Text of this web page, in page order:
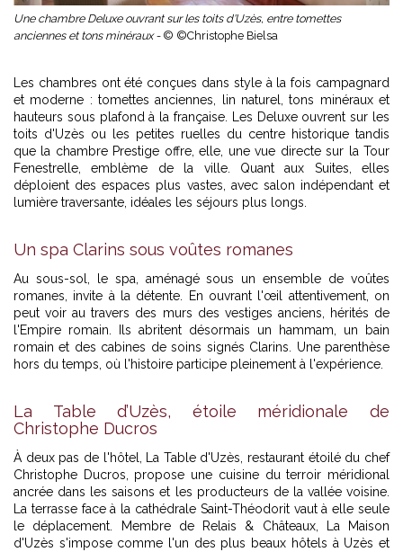
Une chambre Deluxe ouvrant sur les toits d'Uzès, entre tomettes
anciennes et tons minéraux - © ©Christophe Bielsa
Les chambres ont été conçues dans style à la fois campagnard
et moderne : tomettes anciennes, lin naturel, tons minéraux et
hauteurs sous plafond à la française. Les Deluxe ouvrent sur les
toits d'Uzès ou les petites ruelles du centre historique tandis
que la chambre Prestige offre, elle, une vue directe sur la Tour
Fenestrelle, emblème de la ville. Quant aux Suites, elles
déploient des espaces plus vastes, avec salon indépendant et
lumière traversante, idéales les séjours plus longs.
Un spa Clarins sous voûtes romanes
Au sous-sol, le spa, aménagé sous un ensemble de voûtes
romanes, invite à la détente. En ouvrant l'œil attentivement, on
peut voir au travers des murs des vestiges anciens, hérités de
l'Empire romain. Ils abritent désormais un hammam, un bain
romain et des cabines de soins signés Clarins. Une parenthèse
hors du temps, où l'histoire participe pleinement à l'expérience.
La Table d’Uzès, étoile méridionale de
Christophe Ducros
À deux pas de l'hôtel, La Table d'Uzès, restaurant étoilé du chef
Christophe Ducros, propose une cuisine du terroir méridional
ancrée dans les saisons et les producteurs de la vallée voisine.
La terrasse face à la cathédrale Saint-Théodorit vaut à elle seule
le déplacement. Membre de Relais & Châteaux, La Maison
d'Uzès s'impose comme l'un des plus beaux hôtels à Uzès et